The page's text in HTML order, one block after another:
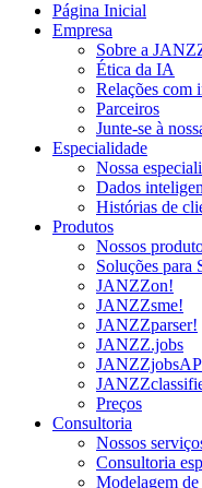
Página Inicial
Empresa
Sobre a
Ética da IA
Relações com
Parceiros
Junte-se à
Especialidade
Nossa
Dados
Histórias de
Produtos
Nossos
Soluções para
JANZZon!
JANZZsme!
JANZZparser!
JANZZ.jobs
Preços
Consultoria
Nossos
Consultoria
Modelagem de